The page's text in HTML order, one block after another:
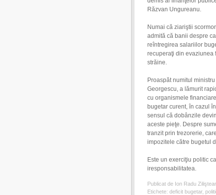
Răzvan Ungureanu.
Numai că ziariştii
admită că banii despre
reîntregirea salariilor
recuperaţi din evaziunea
străine.
Proaspăt numitul
Georgescu, a lămurit
cu organismele
bugetar curent, în cazul
sensul că dobânzile
aceste pieţe. Despre
tranzit prin trezorerie,
impozitele către bugetul
Este un exerciţiu politic
iresponsabilitatea.
Publicat de Ion Radu
Etichete: deficit bugetar,